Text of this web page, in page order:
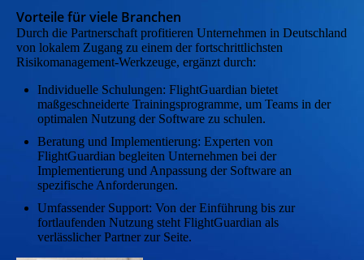
Vorteile für viele Branchen
Durch die Partnerschaft profitieren Unternehmen in Deutschland
von lokalem Zugang zu einem der fortschrittlichsten
Risikomanagement-Werkzeuge, ergänzt durch:
Individuelle Schulungen: FlightGuardian bietet
maßgeschneiderte Trainingsprogramme, um Teams in der
optimalen Nutzung der Software zu schulen.
Beratung und Implementierung: Experten von
FlightGuardian begleiten Unternehmen bei der
Implementierung und Anpassung der Software an
spezifische Anforderungen.
Umfassender Support: Von der Einführung bis zur
fortlaufenden Nutzung steht FlightGuardian als
verlässlicher Partner zur Seite.